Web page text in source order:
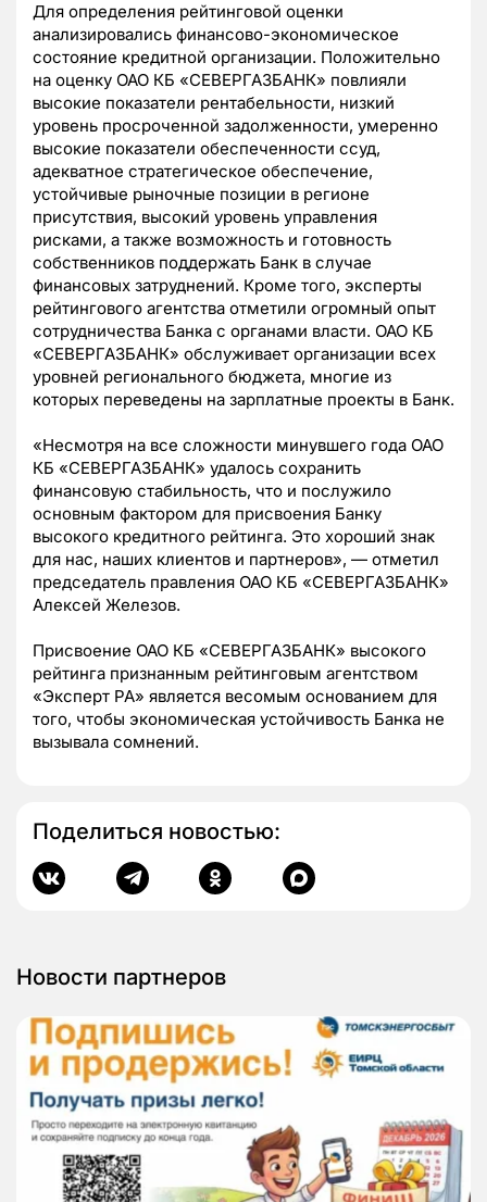
Для определения рейтинговой оценки
анализировались финансово-экономическое
состояние кредитной организации. Положительно
на оценку ОАО КБ «СЕВЕРГАЗБАНК» повлияли
высокие показатели рентабельности, низкий
уровень просроченной задолженности, умеренно
высокие показатели обеспеченности ссуд,
адекватное стратегическое обеспечение,
устойчивые рыночные позиции в регионе
присутствия, высокий уровень управления
рисками, а также возможность и готовность
собственников поддержать Банк в случае
финансовых затруднений. Кроме того, эксперты
рейтингового агентства отметили огромный опыт
сотрудничества Банка с органами власти. ОАО КБ
«СЕВЕРГАЗБАНК» обслуживает организации всех
уровней регионального бюджета, многие из
которых переведены на зарплатные проекты в Банк.
«Несмотря на все сложности минувшего года ОАО
КБ «СЕВЕРГАЗБАНК» удалось сохранить
финансовую стабильность, что и послужило
основным фактором для присвоения Банку
высокого кредитного рейтинга. Это хороший знак
для нас, наших клиентов и партнеров», — отметил
председатель правления ОАО КБ «СЕВЕРГАЗБАНК»
Алексей Железов.
Присвоение ОАО КБ «СЕВЕРГАЗБАНК» высокого
рейтинга признанным рейтинговым агентством
«Эксперт РА» является весомым основанием для
того, чтобы экономическая устойчивость Банка не
вызывала сомнений.
Поделиться новостью:
Новости партнеров